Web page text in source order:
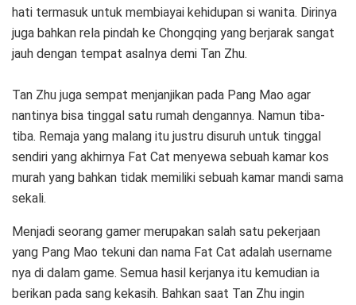
hati termasuk untuk membiayai kehidupan si wanita. Dirinya
juga bahkan rela pindah ke Chongqing yang berjarak sangat
jauh dengan tempat asalnya demi Tan Zhu.
Tan Zhu juga sempat menjanjikan pada Pang Mao agar
nantinya bisa tinggal satu rumah dengannya. Namun tiba-
tiba. Remaja yang malang itu justru disuruh untuk tinggal
sendiri yang akhirnya Fat Cat menyewa sebuah kamar kos
murah yang bahkan tidak memiliki sebuah kamar mandi sama
sekali.
Menjadi seorang gamer merupakan salah satu pekerjaan
yang Pang Mao tekuni dan nama Fat Cat adalah username
nya di dalam game. Semua hasil kerjanya itu kemudian ia
berikan pada sang kekasih. Bahkan saat Tan Zhu ingin